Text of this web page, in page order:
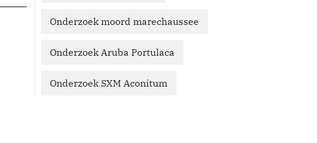
Onderzoek moord marechaussee
Onderzoek Aruba Portulaca
Onderzoek SXM Aconitum